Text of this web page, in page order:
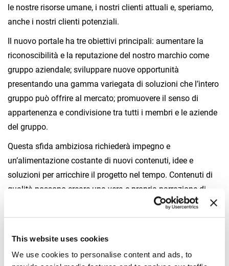
This website uses cookies
We use cookies to personalise content and ads, to
le nostre risorse umane, i nostri clienti attuali e, speriamo,
anche i nostri clienti potenziali.
Il nuovo portale ha tre obiettivi principali: aumentare la
riconoscibilità e la reputazione del nostro marchio come
gruppo aziendale; sviluppare nuove opportunità
presentando una gamma variegata di soluzioni che l’intero
gruppo può offrire al mercato; promuovere il senso di
appartenenza e condivisione tra tutti i membri e le aziende
del gruppo.
Questa sfida ambiziosa richiederà impegno e
un’alimentazione costante di nuovi contenuti, idee e
soluzioni per arricchire il progetto nel tempo. Contenuti di
qualità possono creare una vera e propria narrazione di
gruppo, elevata ben oltre le sole aree commerciali e di
prodotto, toccando temi importanti che ci stanno a cuore,